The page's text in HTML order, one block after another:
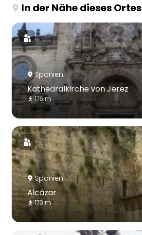
In der Nähe dieses Ortes
Spanien
Kathedralkirche von Jerez
176 m
Spanien
Alcázar
170 m